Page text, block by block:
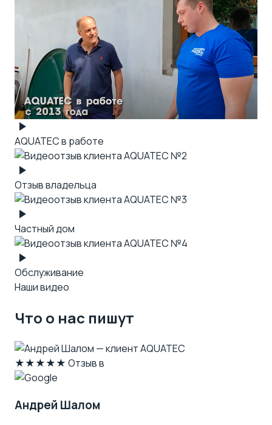
AQUATEC в работе
Отзыв владельца
Частный дом
Обслуживание
Наши видео
Что о нас пишут
★★★★★ Отзыв в
Андрей Шалом